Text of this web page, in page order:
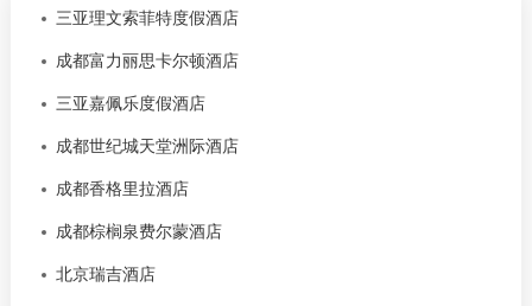
三亚理文索菲特度假酒店
成都富力丽思卡尔顿酒店
三亚嘉佩乐度假酒店
成都世纪城天堂洲际酒店
成都香格里拉酒店
成都棕榈泉费尔蒙酒店
北京瑞吉酒店